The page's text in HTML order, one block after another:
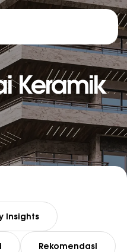
Keramik
Insights
Rekomendasi